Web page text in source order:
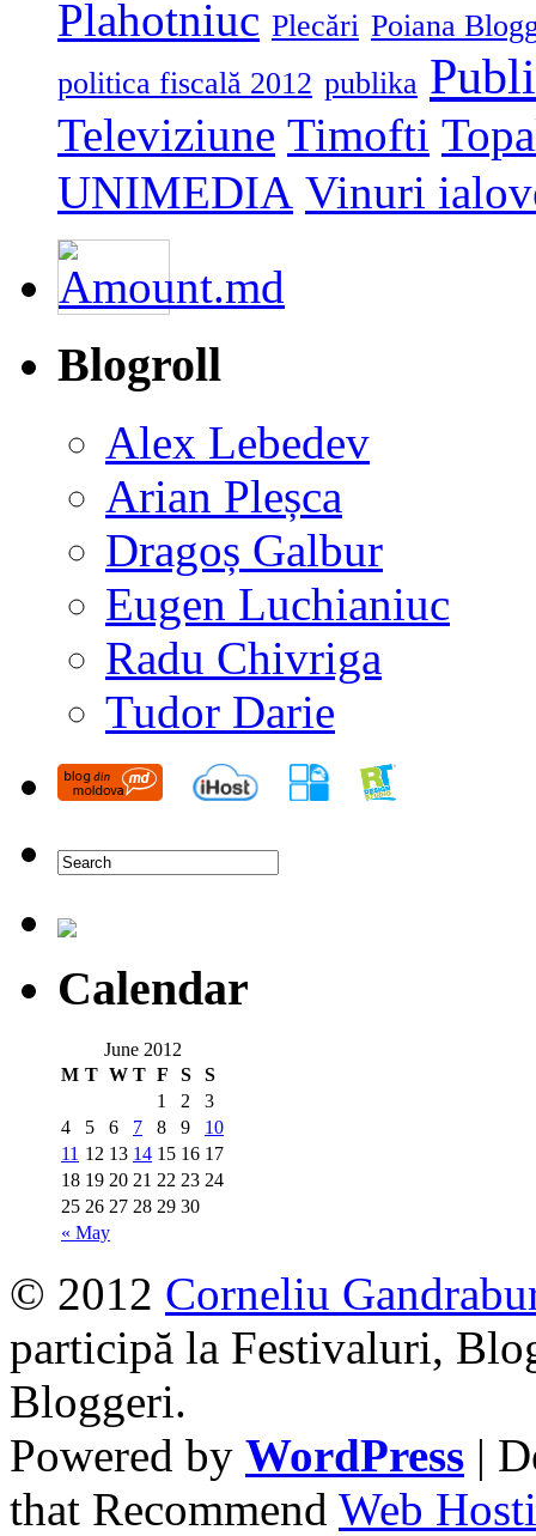
Plahotniuc Plecări Poiana
politica fiscală 2012 publika
Televiziune Timofti
UNIMEDIA Vinuri
Blogroll
Alex Lebedev
Arian Pleșca
Dragoș Galbur
Eugen Luchianiuc
Radu Chivriga
Tudor Darie
Calendar
June 2012
M T W T F S S
« May
1 2
3
4
5 6 7 8 9
10
11 12 13 14 15 16 17
18 19 20 21 22 23 24
25 26 27 28 29 30
© 2012 Corneliu
participă la Festivaluri,
Bloggeri.
Powered by WordPress |
that Recommend Web